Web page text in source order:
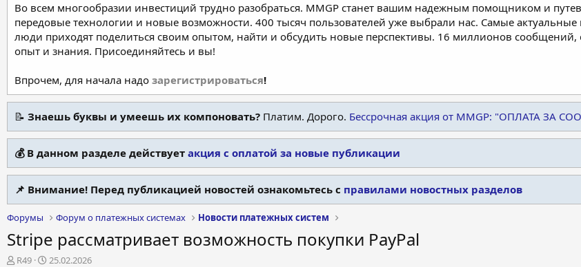
Во всем многообразии инвестиций трудно разобраться. MMGP станет вашим надежным помощником и
передовые технологии и новые возможности. 400 тысяч пользователей уже выбрали нас. Самые
люди приходят поделиться своим опытом, найти и обсудить новые перспективы. 16 миллионов
опыт и знания. Присоединяйтесь и вы!
Впрочем, для начала надо зарегистрироваться!
📝 Знаешь буквы и умеешь их компоновать? Платим. Дорого. Бессрочная акция от MMGP: "ОПЛАТА ЗА
💰 В данном разделе действует акция с оплатой за новые публикации
📌 Внимание! Перед публикацией новостей ознакомьтесь с правилами новостных разделов
Форумы Форум о платежных системах Новости платежных систем
Stripe рассматривает возможность покупки PayPal
А
R49
Д
25.02.2026